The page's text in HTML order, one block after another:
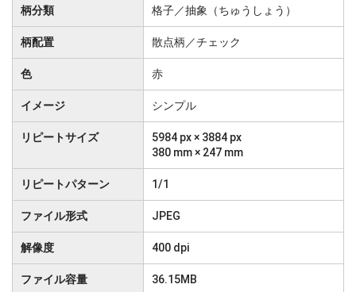
柄分類 格子／抽象（ちゅうしょう）
柄配置 散点柄／チェック
色 赤
イメージ シンプル
リピートサイズ
5984 px × 3884 px
380 mm × 247 mm
リピートパターン 1/1
ファイル形式 JPEG
解像度 400 dpi
ファイル容量 36.15MB